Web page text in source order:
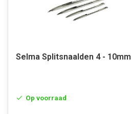
Selma Splitsnaalden 4 - 10mm
Op voorraad